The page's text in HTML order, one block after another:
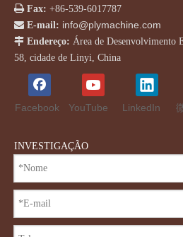
Fax: +86-539-6017787
 E-mail: info@plymachine.com
 Endereço: Área de Desenvolvimento
58, cidade de Linyi, China
Facebook YouTube LinkedIn
INVESTIGAÇÃO